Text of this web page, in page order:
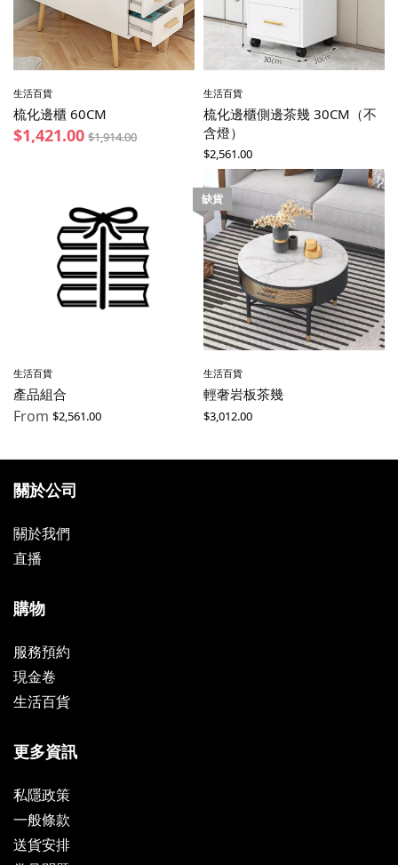
生活百貨
梳化邊櫃 60CM
$1,421.00 $1,914.00
生活百貨
梳化邊櫃側邊茶幾 30CM（不
含燈）
$2,561.00
生活百貨
產品組合
From $2,561.00
缺貨
生活百貨
輕奢岩板茶幾
$3,012.00
關於公司
關於我們
直播
購物
服務預約
現金卷
生活百貨
更多資訊
私隱政策
一般條款
送貨安排